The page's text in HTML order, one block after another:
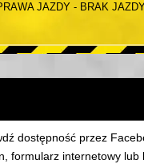
JAZDY - BRAK
dostępność przez
formularz internetowy lub